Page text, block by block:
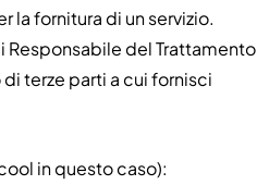
la fornitura di un servizio.
Responsabile del Trattamento
terze parti a cui fornisci
in questo caso):